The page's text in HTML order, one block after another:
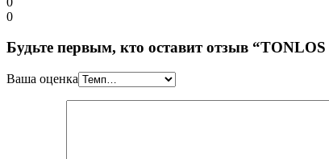
0
Будьте первым, кто оставит отзыв
Ваша оценка